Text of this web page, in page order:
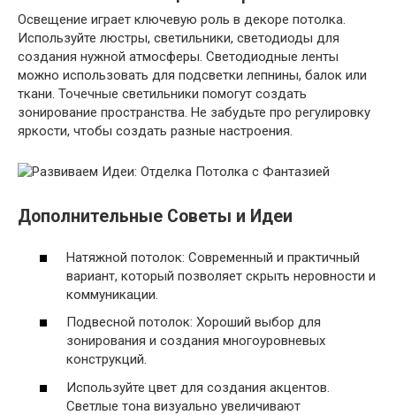
Освещение играет ключевую роль в декоре потолка.
Используйте люстры, светильники, светодиоды для
создания нужной атмосферы. Светодиодные ленты
можно использовать для подсветки лепнины, балок или
ткани. Точечные светильники помогут создать
зонирование пространства. Не забудьте про регулировку
яркости, чтобы создать разные настроения.
Дополнительные Советы и Идеи
Натяжной потолок: Современный и практичный
вариант, который позволяет скрыть неровности и
коммуникации.
Подвесной потолок: Хороший выбор для
зонирования и создания многоуровневых
конструкций.
Используйте цвет для создания акцентов.
Светлые тона визуально увеличивают